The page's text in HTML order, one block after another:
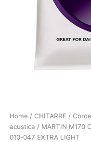
Home / CHITARRE / Corde
acustica / MARTIN M170
010-047 EXTRA LIGHT